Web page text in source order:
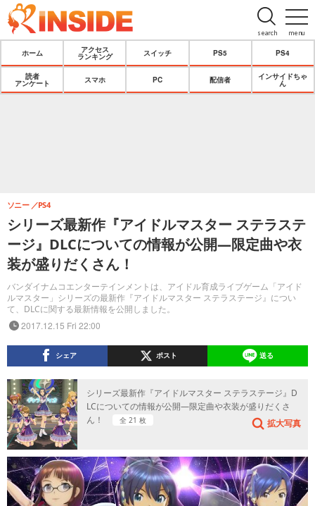
menu
search
ホーム
アクセス
ランキング
スイッチ PS5 PS4
読者
アンケート
スマホ PC 配信者
インサイドちゃ
ん
シリーズ最新作『アイドルマスター ステラステ
ージ』DLCについての情報が公開―限定曲や衣
装が盛りだくさん！
バンダイナムコエンターテインメントは、アイドル育成ライブゲーム「アイド
ルマスター」シリーズの最新作『アイドルマスター ステラステージ』につい
て、DLCに関する最新情報を公開しました。
ソニー PS4
2017.12.15 Fri 22:00
シェア ポスト 送る
シリーズ最新作『アイドルマスター ステラステージ』D
LCについての情報が公開―限定曲や衣装が盛りだくさ
ん！
全 21 枚 拡大写真